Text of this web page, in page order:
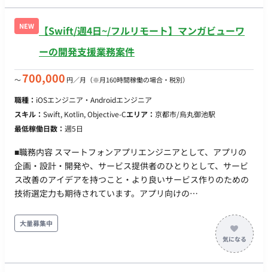
AIのレスポンスをどう非同期で処理するか」「エラー時のフォ
ールバックをどうするか」といった、AI特有のバックエンド課
題を解決していただきます。 デイリースタンドアップなどのミ
ーティングはチーム合同で実施しており、プロダクトやシステ
て価値提供に取り組んでいただきます。ご本人のスキルと希望
（Google Cloud / Azure）や、他メンバーのメンタリングとい
った業務に取り組むことも可能です。 【応募資格（必須）】 ・
生成AI（外部API等）を組み込んだWebアプリケーションにおけ
ーマンス最適化（非同期処理・レスポンス改善等）、および運
用・改善の一連の経験 ・生成AI、音声処理、自然言語処理領域
における各社の最新APIやマネージドサービスの情報を日常的に
収集・技術検証し、システム要件に合わせて最適な技術を選
定・バックエンドに実装することで顧客の課題解決を推進した
経験
NEW
【Swift/週4日~/フルリモート】マンガビューワ
ーの開発支援業務案件
〜700,000 円／月 （※月160時間稼働の場合・税別）
職種： iOSエンジニア・Androidエンジニア
スキル： Swift, Kotlin, Objective-Cエリア： 京都市/烏丸御池駅
最低稼働日数： 週5日
■職務内容 スマートフォンアプリエンジニアとして、アプリの
企画・設計・開発や、サービス提供者のひとりとして、サービ
ス改善のアイデアを持つこと・より良いサービス作りのための
技術選定力も期待されています。アプリ向けの
スや互換性について合意を取りながら開発を進めています。 ■
主な内容 アプリ開発全般：アプリの企画・設計・開発業務（新
規アプリおよび運営中の既存アプリなど） 技術の調査・導入：
ユーザー体験向上のためのモダン技術の調査・導入 データ分析
大量募集中